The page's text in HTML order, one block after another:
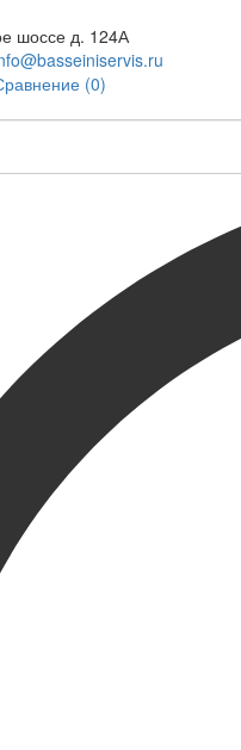
шоссе д. 124А
(0)